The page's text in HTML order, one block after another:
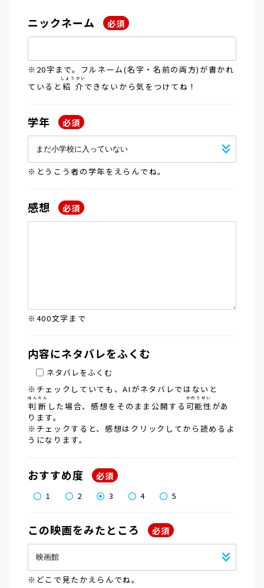
ニックネーム 必須
※20字まで。フルネーム(名字・名前の両方)が書かれ
ていると紹介
しょうかい
できないから気をつけてね！
学年 必須
※とうこう者の学年をえらんでね。
感想 必須
※400文字まで
内容にネタバレをふくむ
ネタバレをふくむ
※チェックしていても、AIがネタバレではないと
判断
はんだん
した場合、感想をそのまま公開する 可能性
かのうせい
があ
ります。
※チェックすると、感想はクリックしてから読めるよ
うになります。
おすすめ度 必須
1 2 3 4 5
この映画をみたところ 必須
※どこで見たかえらんでね。